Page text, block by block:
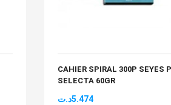
CAHIER SPIRAL 300P SEYES
SELECTA 60GR
5.474د.ت